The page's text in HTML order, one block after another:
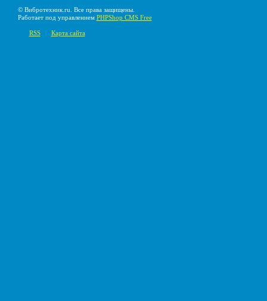
© Вибротехник.ru. Все права защищены.
Работает под управлением PHPShop CMS Free
RSS Карта сайта